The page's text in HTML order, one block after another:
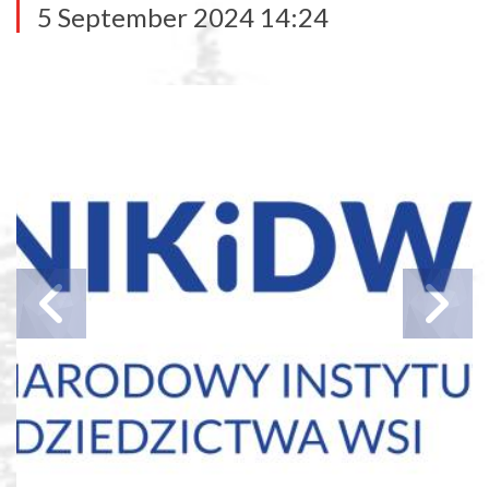
5 September 2024 14:24